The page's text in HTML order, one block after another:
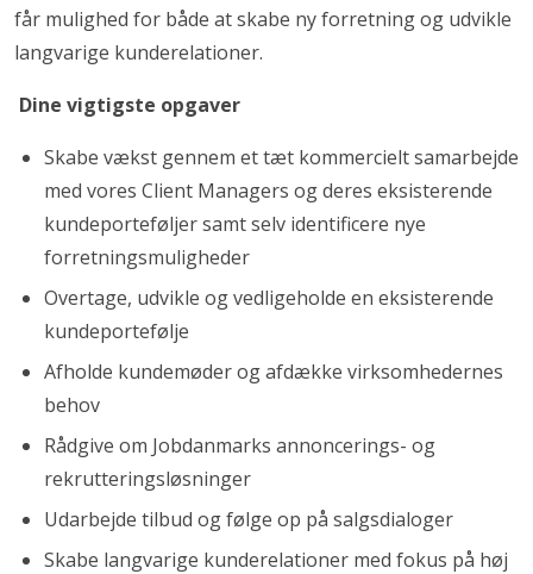
får mulighed for både at skabe ny forretning og udvikle
langvarige kunderelationer.
Dine vigtigste opgaver
Skabe vækst gennem et tæt kommercielt samarbejde
med vores Client Managers og deres eksisterende
kundeporteføljer samt selv identificere nye
forretningsmuligheder
Overtage, udvikle og vedligeholde en eksisterende
kundeportefølje
Afholde kundemøder og afdække virksomhedernes
behov
Rådgive om Jobdanmarks annoncerings- og
rekrutteringsløsninger
Udarbejde tilbud og følge op på salgsdialoger
Skabe langvarige kunderelationer med fokus på høj